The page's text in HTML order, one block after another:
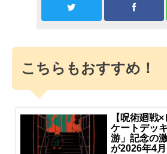
こちらもおすすめ！
【呪術廻戦
ケートデッ
游」記念の
が2026年4